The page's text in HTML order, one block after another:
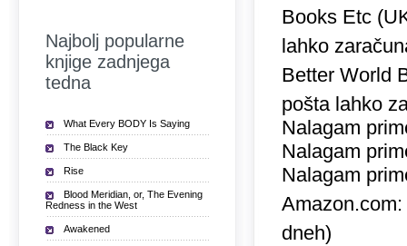
Books Etc
lahko
Better World
pošta lahko
Nalagam
Nalagam
Nalagam
Amazon.com:
dneh)
Najbolj popularne
knjige zadnjega
tedna
What Every BODY Is Saying
The Black Key
Rise
Blood Meridian, or, The Evening
Redness in the West
Awakened